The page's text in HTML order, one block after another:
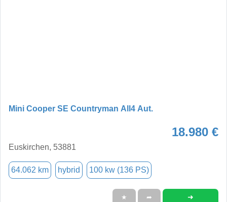
Mini Cooper SE Countryman All4 Aut.
18.980 €
Euskirchen, 53881
64.062 km hybrid 100 kw (136 PS)
★ ➦ ➜